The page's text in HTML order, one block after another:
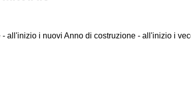
- all'inizio i nuovi Anno di costruzione - all'inizio i